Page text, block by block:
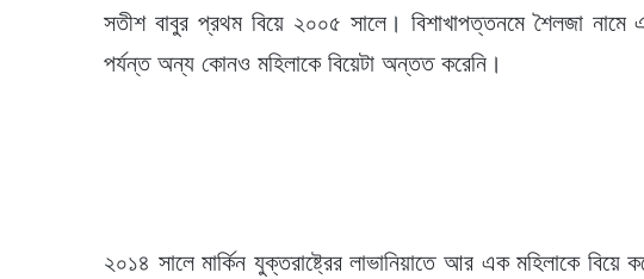
সতীশ বাবুর প্রথম বিয়ে ২০০৫ সালে। বিশাখাপত্তনমে শৈলজা
পর্যন্ত অন্য কোনও মহিলাকে বিয়েটা অন্তত করেনি।
২০১৪ সালে মার্কিন যুক্তরাষ্ট্রের লাভানিয়াতে আর এক মহিলাকে